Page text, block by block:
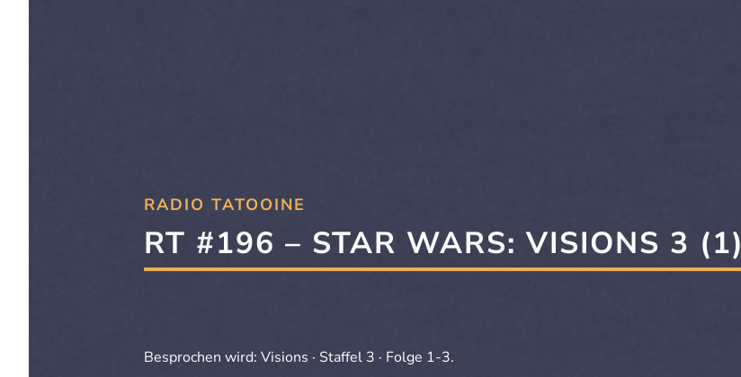
RADIO TATOOINE
RT #196 – STAR WARS: VISIONS 3 (1)
Besprochen wird: Visions · Staffel 3 · Folge 1-3.